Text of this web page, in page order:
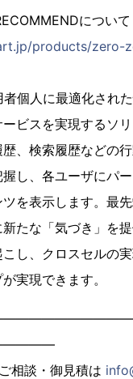
について
products/zero-
個人に最適化され
ビスを実現するソリ
、検索履歴などの
し、各ユーザにパ
を表示します。最
たな「気づき」を
し、クロスセルの
実現できます。
相談・御見積は